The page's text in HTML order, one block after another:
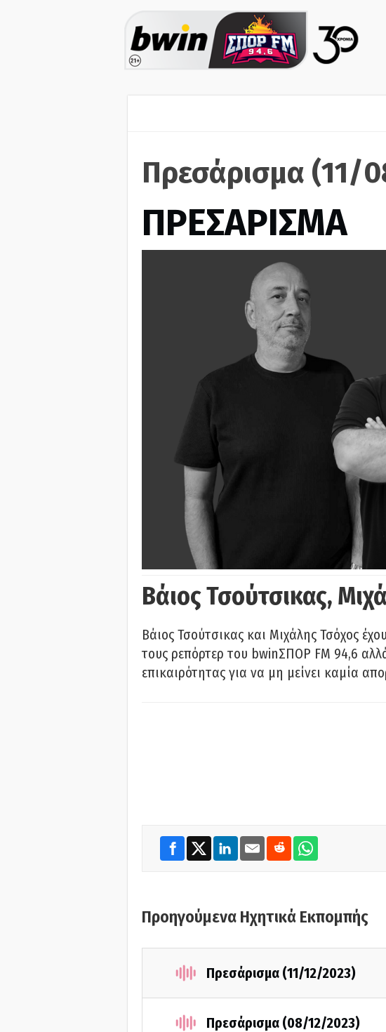
Πρεσάρισμα (11/
ΠΡΕΣΑΡΙΣΜΑ
Βάιος Τσούτσικας,
Βάιος Τσούτσικας και Μιχάλης Τσόχος
τους ρεπόρτερ του bwinΣΠΟΡ FM 94,6
επικαιρότητας για να μη μείνει καμία
Προηγούμενα Ηχητικά Εκπομπής
Πρεσάρισμα (11/12/2023)
Πρεσάρισμα (08/12/2023)